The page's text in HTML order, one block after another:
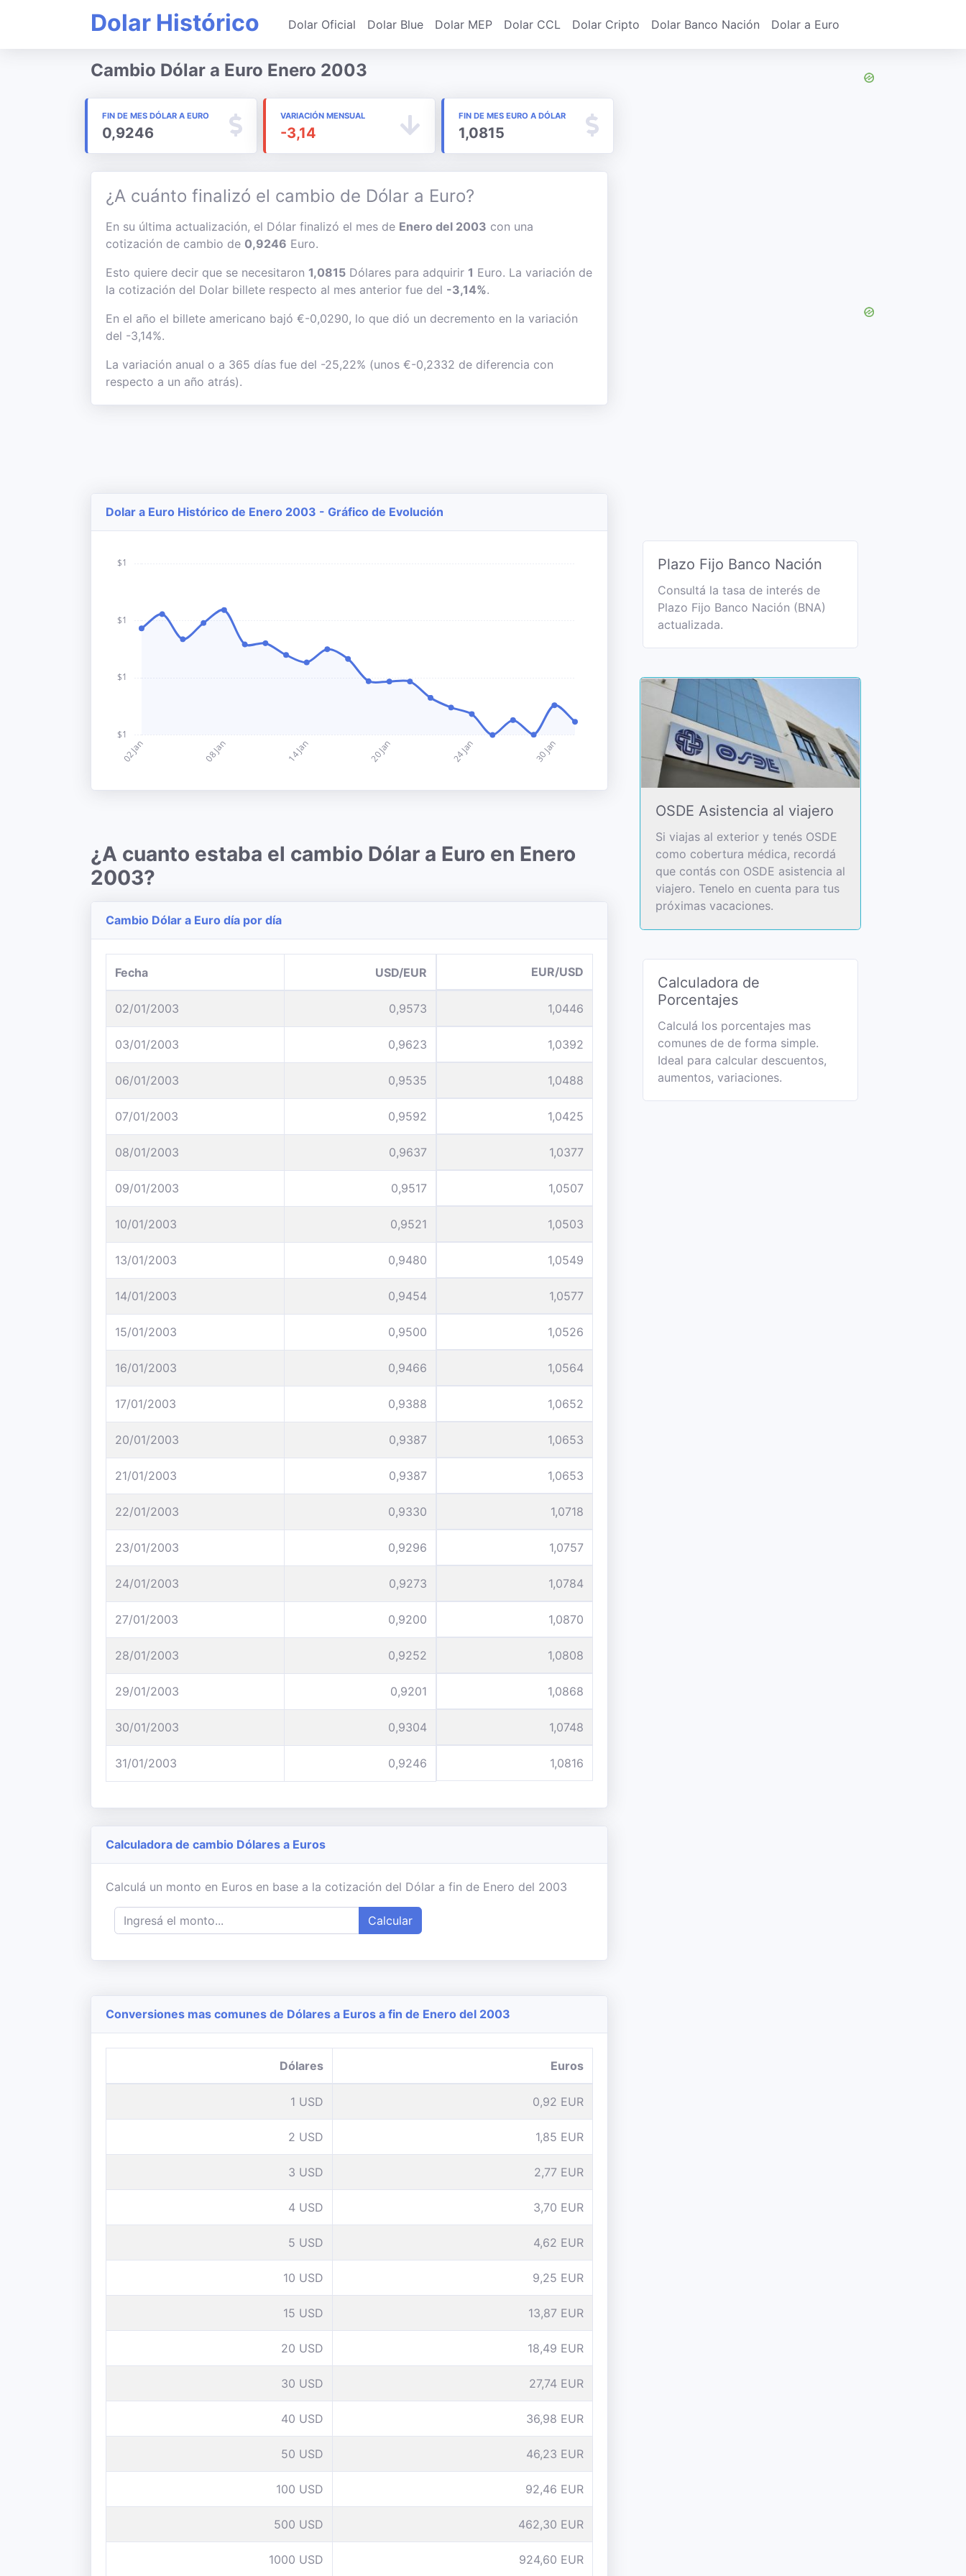
Dolar Histórico Dolar Oficial Dolar Blue Dolar MEP Dolar CCL Dolar Cripto Dolar Banco Nación Dolar a Euro
Cambio Dólar a Euro Enero 2003
FIN DE MES DÓLAR A EURO
0,9246
VARIACIÓN MENSUAL
-3,14
FIN DE MES EURO A DÓLAR
1,0815
¿A cuánto finalizó el cambio de Dólar a Euro?
En su última actualización, el Dólar finalizó el mes de Enero del 2003 con una
cotización de cambio de 0,9246 Euro.
Esto quiere decir que se necesitaron 1,0815 Dólares para adquirir 1 Euro. La variación de
la cotización del Dolar billete respecto al mes anterior fue del -3,14%.
En el año el billete americano bajó €-0,0290, lo que dió un decremento en la variación
del -3,14%.
La variación anual o a 365 días fue del -25,22% (unos €-0,2332 de diferencia con
respecto a un año atrás).
Dolar a Euro Histórico de Enero 2003 - Gráfico de Evolución
¿A cuanto estaba el cambio Dólar a Euro en Enero
2003?
Cambio Dólar a Euro día por día
Fecha USD/EUR EUR/USD
02/01/2003 0,9573 1,0446
03/01/2003 0,9623 1,0392
06/01/2003 0,9535 1,0488
07/01/2003 0,9592 1,0425
08/01/2003 0,9637 1,0377
09/01/2003 0,9517 1,0507
10/01/2003 0,9521 1,0503
13/01/2003 0,9480 1,0549
14/01/2003 0,9454 1,0577
15/01/2003 0,9500 1,0526
16/01/2003 0,9466 1,0564
17/01/2003 0,9388 1,0652
20/01/2003 0,9387 1,0653
21/01/2003 0,9387 1,0653
22/01/2003 0,9330 1,0718
23/01/2003 0,9296 1,0757
24/01/2003 0,9273 1,0784
27/01/2003 0,9200 1,0870
28/01/2003 0,9252 1,0808
29/01/2003 0,9201 1,0868
30/01/2003 0,9304 1,0748
31/01/2003 0,9246 1,0816
Calculadora de cambio Dólares a Euros
Calculá un monto en Euros en base a la cotización del Dólar a fin de Enero del 2003
Calcular
Conversiones mas comunes de Dólares a Euros a fin de Enero del 2003
Dólares Euros
1 USD 0,92 EUR
2 USD 1,85 EUR
3 USD 2,77 EUR
4 USD 3,70 EUR
5 USD 4,62 EUR
10 USD 9,25 EUR
15 USD 13,87 EUR
20 USD 18,49 EUR
30 USD 27,74 EUR
40 USD 36,98 EUR
50 USD 46,23 EUR
100 USD 92,46 EUR
500 USD 462,30 EUR
1000 USD 924,60 EUR
Plazo Fijo Banco Nación
Consultá la tasa de interés de
Plazo Fijo Banco Nación (BNA)
actualizada.
OSDE Asistencia al viajero
Si viajas al exterior y tenés OSDE
como cobertura médica, recordá
que contás con OSDE asistencia al
viajero. Tenelo en cuenta para tus
próximas vacaciones.
Calculadora de
Porcentajes
Calculá los porcentajes mas
comunes de de forma simple.
Ideal para calcular descuentos,
aumentos, variaciones.